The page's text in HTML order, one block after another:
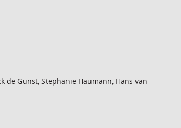
de Gunst, Stephanie Haumann, Hans van